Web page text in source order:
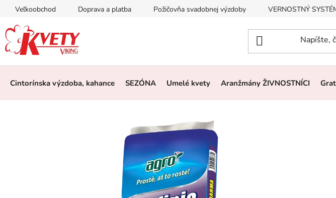
Prejsť
obsah
Veľkoobchod Doprava a platba Požičovňa svadobnej výzdoby VERNOSTNÝ
Cintorínska výzdoba, kahance SEZÓNA Umelé kvety Aranžmány ŽIVNOSTNÍCI